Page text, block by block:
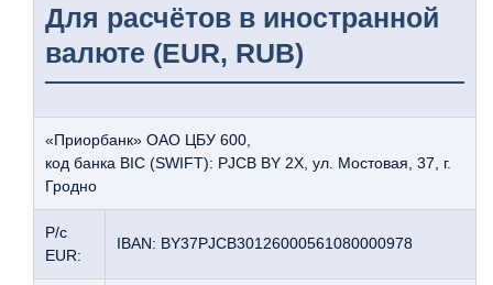
Для расчётов в иностранной
валюте (EUR, RUB)
«Приорбанк» ОАО ЦБУ 600,
код банка BIC (SWIFT): PJCB BY 2X, ул. Мостовая, 37, г.
Гродно
Р/с
EUR:
IBAN: BY37PJCB30126000561080000978